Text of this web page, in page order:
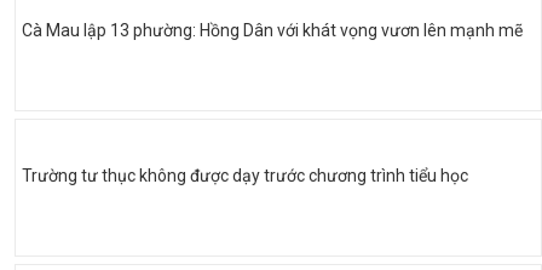
Cà Mau lập 13 phường: Hồng Dân với khát vọng vươn lên mạnh mẽ
Trường tư thục không được dạy trước chương trình tiểu học